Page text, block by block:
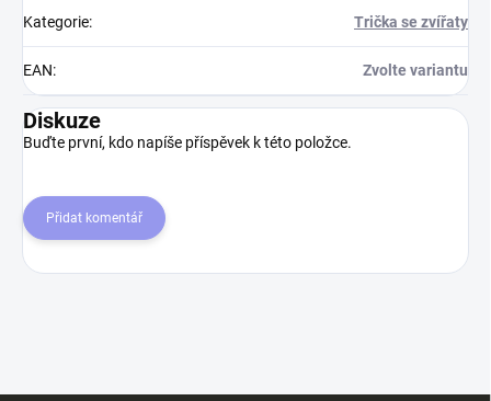
Kategorie: Trička se zvířaty
EAN: Zvolte variantu
Diskuze
Buďte první, kdo napíše příspěvek k této položce.
Přidat komentář